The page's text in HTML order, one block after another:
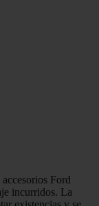
Ford
incurridos. La